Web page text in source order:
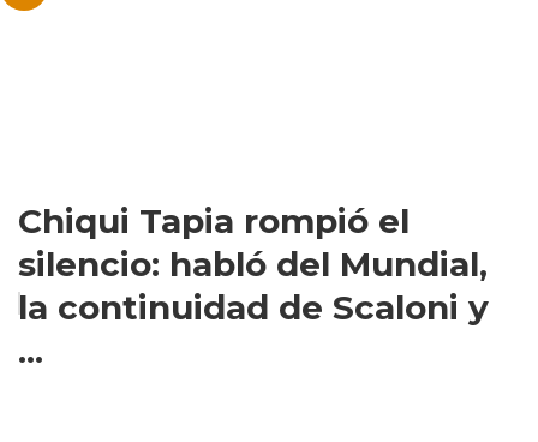
Chiqui Tapia rompió el
silencio: habló del Mundial,
la continuidad de Scaloni y
...